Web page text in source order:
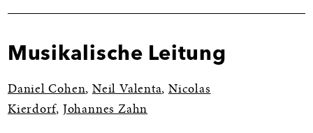
Musikalische Leitung
Daniel Cohen,Neil Valenta,Nicolas
Kierdorf, Johannes Zahn